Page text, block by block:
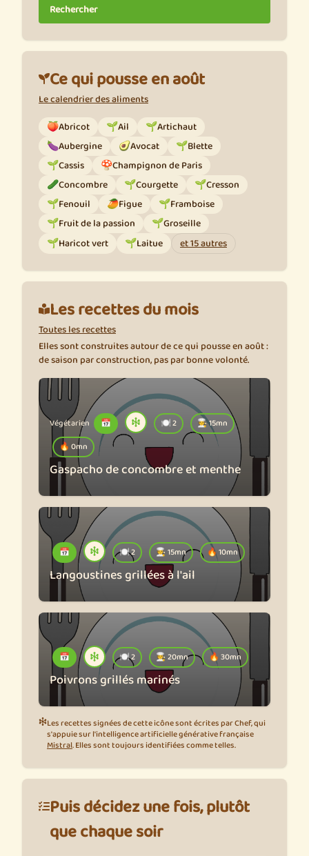
Ce qui pousse en août
Le calendrier des aliments
🍑Abricot 🌱Ail 🌱Artichaut
🍆Aubergine 🥑Avocat 🌱Blette
🌱Cassis 🍄Champignon de Paris
🥒Concombre 🌱Courgette 🌱Cresson
🌱Fenouil 🥭Figue 🌱Framboise
🌱Fruit de la passion 🌱Groseille
🌱Haricot vert 🌱Laitue et 15 autres
Les recettes du mois
Toutes les recettes
Elles sont construites autour de ce qui pousse en août :
de saison par construction, pas par bonne volonté.
Végétarien 📅 🍽️ 2
🧑‍🍳 15mn
🔥 0mn
Gaspacho de concombre et menthe
📅 🍽️ 2 🧑‍🍳 15mn 🔥 10mn
Langoustines grillées à l'ail
📅 🍽️ 2 🧑‍🍳 20mn 🔥 30mn
Poivrons grillés marinés
Les recettes signées de cette icône sont écrites par Chef, qui
s'appuie sur l'intelligence artificielle générative française
Mistral. Elles sont toujours identifiées comme telles.
Puis décidez une fois, plutôt
que chaque soir